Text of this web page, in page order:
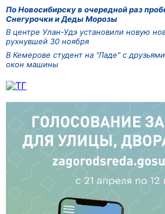
По Новосибирску в очередной раз
Снегурочки и Деды Морозы
В центре Улан-Удэ установили новую
рухнувшей 30 ноября
В Кемерове студент на "Ладе" с
окон машины